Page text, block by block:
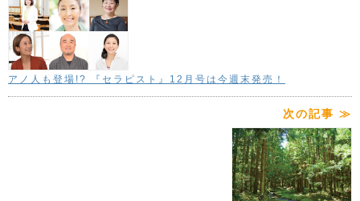
アノ人も登場!? 『セラピスト』12月号は今週末発売！
次の記事 ≫